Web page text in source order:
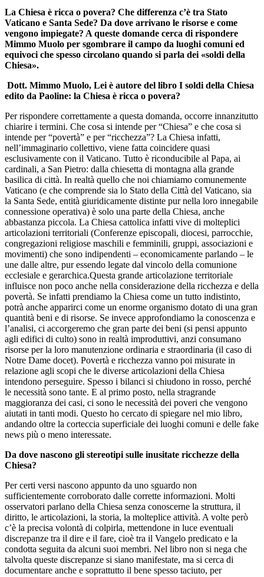
La Chiesa è ricca o povera? Che differenza c’è tra Stato
Vaticano e Santa Sede? Da dove arrivano le risorse e come
vengono impiegate? A queste domande cerca di rispondere
Mimmo Muolo per sgombrare il campo da luoghi comuni ed
equivoci che spesso circolano quando si parla dei «soldi della
Chiesa».
Dott. Mimmo Muolo, Lei è autore del libro I soldi della Chiesa
edito da Paoline: la Chiesa è ricca o povera?
Per rispondere correttamente a questa domanda, occorre innanzitutto
chiarire i termini. Che cosa si intende per “Chiesa” e che cosa si
intende per “povertà” e per “ricchezza”? La Chiesa infatti,
nell’immaginario collettivo, viene fatta coincidere quasi
esclusivamente con il Vaticano. Tutto è riconducibile al Papa, ai
cardinali, a San Pietro: dalla chiesetta di montagna alla grande
basilica di città. In realtà quello che noi chiamiamo comunemente
Vaticano (e che comprende sia lo Stato della Città del Vaticano, sia
la Santa Sede, entità giuridicamente distinte pur nella loro innegabile
connessione operativa) è solo una parte della Chiesa, anche
abbastanza piccola. La Chiesa cattolica infatti vive di molteplici
articolazioni territoriali (Conferenze episcopali, diocesi, parrocchie,
congregazioni religiose maschili e femminili, gruppi, associazioni e
movimenti) che sono indipendenti – economicamente parlando – le
une dalle altre, pur essendo legate dal vincolo della comunione
ecclesiale e gerarchica.Questa grande articolazione territoriale
influisce non poco anche nella considerazione della ricchezza e della
povertà. Se infatti prendiamo la Chiesa come un tutto indistinto,
potrà anche apparirci come un enorme organismo dotato di una gran
quantità beni e di risorse. Se invece approfondiamo la conoscenza e
l’analisi, ci accorgeremo che gran parte dei beni (si pensi appunto
agli edifici di culto) sono in realtà improduttivi, anzi consumano
risorse per la loro manutenzione ordinaria e straordinaria (il caso di
Notre Dame docet). Povertà e ricchezza vanno poi misurate in
relazione agli scopi che le diverse articolazioni della Chiesa
intendono perseguire. Spesso i bilanci si chiudono in rosso, perché
le necessità sono tante. E al primo posto, nella stragrande
maggioranza dei casi, ci sono le necessità dei poveri che vengono
aiutati in tanti modi. Questo ho cercato di spiegare nel mio libro,
andando oltre la corteccia superficiale dei luoghi comuni e delle fake
news più o meno interessate.
Da dove nascono gli stereotipi sulle inusitate ricchezze della
Chiesa?
Per certi versi nascono appunto da uno sguardo non
sufficientemente corroborato dalle corrette informazioni. Molti
osservatori parlano della Chiesa senza conoscerne la struttura, il
diritto, le articolazioni, la storia, la molteplice attività. A volte però
c’è la precisa volontà di colpirla, mettendone in luce eventuali
discrepanze tra il dire e il fare, cioè tra il Vangelo predicato e la
condotta seguita da alcuni suoi membri. Nel libro non si nega che
talvolta queste discrepanze si siano manifestate, ma si cerca di
documentare anche e soprattutto il bene spesso taciuto, per